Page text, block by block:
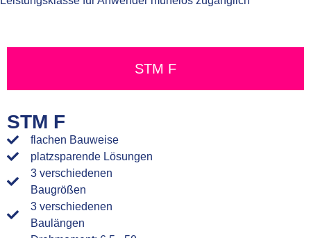
STM F
STM F
flachen Bauweise
platzsparende Lösungen
3 verschiedenen
Baugrößen
3 verschiedenen
Baulängen